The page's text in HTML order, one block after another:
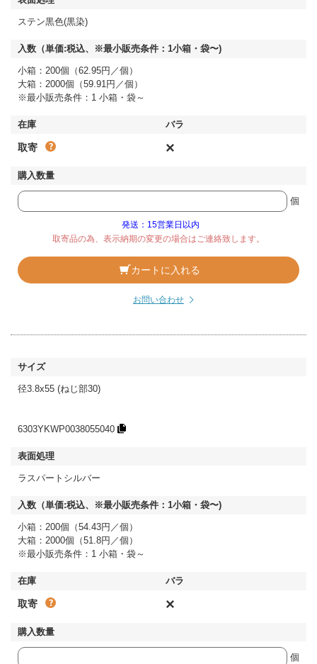
ステン黒色(黒染)
小箱：200個（62.95円／個）
大箱：2000個（59.91円／個）
※最小販売条件：1 小箱・袋～
取寄 ×
個
発送：15営業日以内
取寄品の為、表示納期の変更の場合はご連絡致します。
カートに入れる
お問い合わせ
径3.8x55 (ねじ部30)
6303YKWP0038055040
ラスパートシルバー
小箱：200個（54.43円／個）
大箱：2000個（51.8円／個）
※最小販売条件：1 小箱・袋～
取寄 ×
個